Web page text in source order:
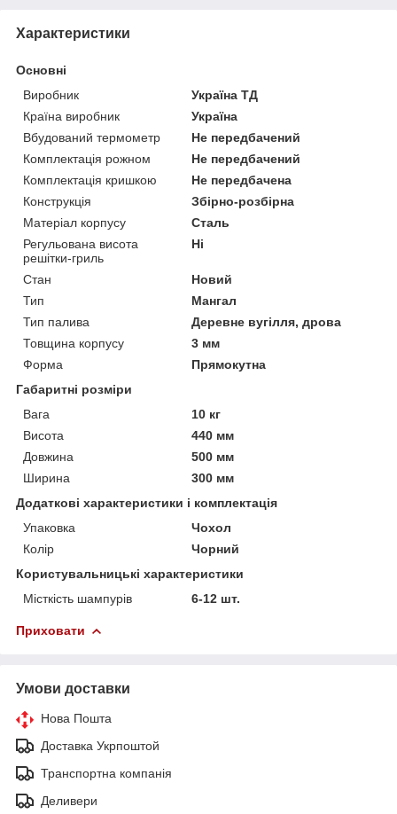
Характеристики
Основні
Виробник
Україна ТД
Країна виробник
Україна
Вбудований термометр
Не передбачений
Комплектація рожном
Не передбачений
Комплектація кришкою
Не передбачена
Конструкція
Збірно-розбірна
Матеріал корпусу
Сталь
Регульована висота
решітки-гриль
Ні
Стан
Новий
Тип
Мангал
Тип палива
Деревне вугілля, дрова
Товщина корпусу
3 мм
Форма
Прямокутна
Габаритні розміри
Вага
10 кг
Висота
440 мм
Довжина
500 мм
Ширина
300 мм
Додаткові характеристики і комплектація
Упаковка
Чохол
Колір
Чорний
Користувальницькі характеристики
Місткість шампурів
6-12 шт.
Приховати
Умови доставки
Нова Пошта
Доставка Укрпоштой
Транспортна компанія
Деливери